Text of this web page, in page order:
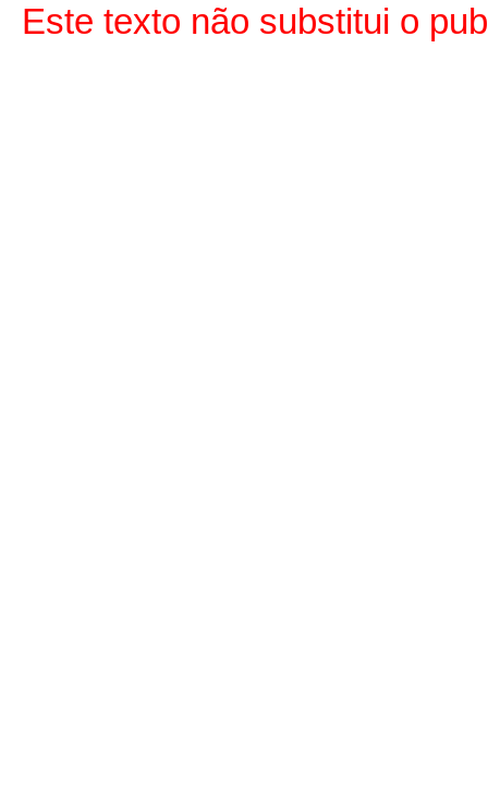
Este texto não substitui o